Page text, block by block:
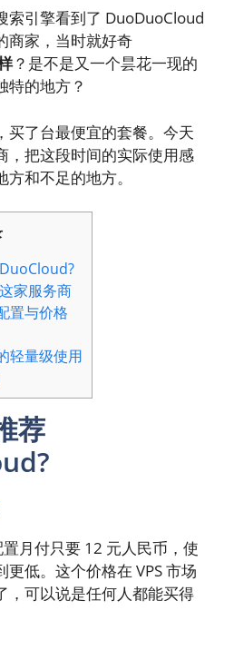
索引擎看到了 DuoDuoCloud
商家，当时就好奇
？是不是又一个昙花一现的
特的地方？
买了台最便宜的套餐。今天
，把这段时间的实际使用感
和不足的地方。
家服务商
置与价格
轻量级使用
荐
月付只要 12 元人民币，使
低。这个价格在 VPS 市场
，可以说是任何人都能买得